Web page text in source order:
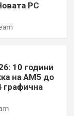
РС
10 години
на AM5 до
графична